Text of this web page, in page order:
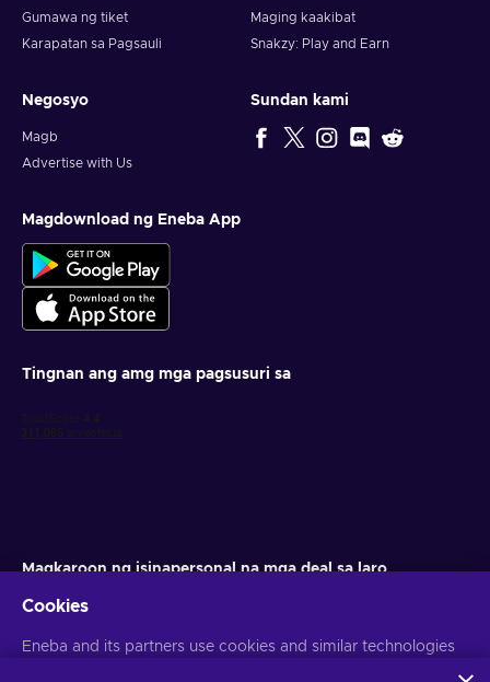
Gumawa ng tiket
Karapatan sa Pagsauli
Maging kaakibat
Snakzy: Play and Earn
Negosyo
Magb
Advertise with Us
Sundan kami
Magdownload ng Eneba App
Tingnan ang amg mga pagsusuri sa
Magkaroon ng isinapersonal na mga deal sa laro
Maaari kang mag-unsubscribe anumang oras. Bisitahin ang aming
Cookies
Eneba and its partners use cookies and similar technologies